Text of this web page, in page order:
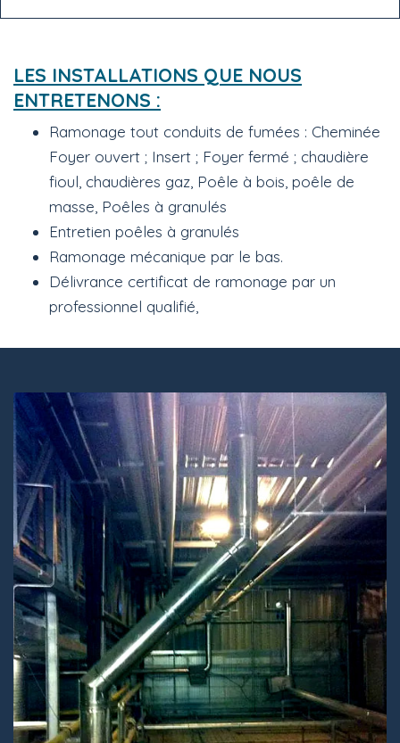
LES INSTALLATIONS QUE NOUS
ENTRETENONS :
Ramonage tout conduits de fumées : Cheminée
Foyer ouvert ; Insert ; Foyer fermé ; chaudière
fioul, chaudières gaz, Poêle à bois, poêle de
masse, Poêles à granulés
Entretien poêles à granulés
Ramonage mécanique par le bas.
Délivrance certificat de ramonage par un
professionnel qualifié,